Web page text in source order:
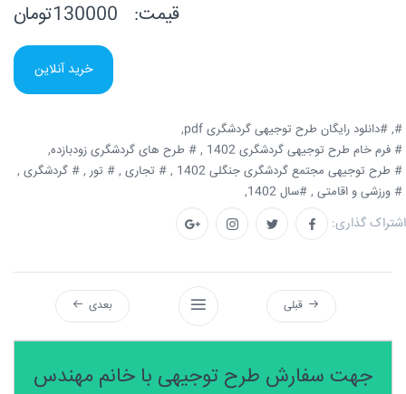
قیمت:
خرید آنلاین
#, #دانلود رایگان طرح توجیهی گردشگری pdf,
# فرم خام طرح توجیهی گردشگری 1402 ,
# طرح های گردشگری زودبازده,
# طرح توجیهی مجتمع گردشگری جنگلی 1402 ,
# تجاری , # تور , # گردشگری ,
# ورزشی و اقامتی , #سال 1402,
اشتراک گذاری:
قبلی بعدی
جهت سفارش طرح توجیهی با خانم مهندس